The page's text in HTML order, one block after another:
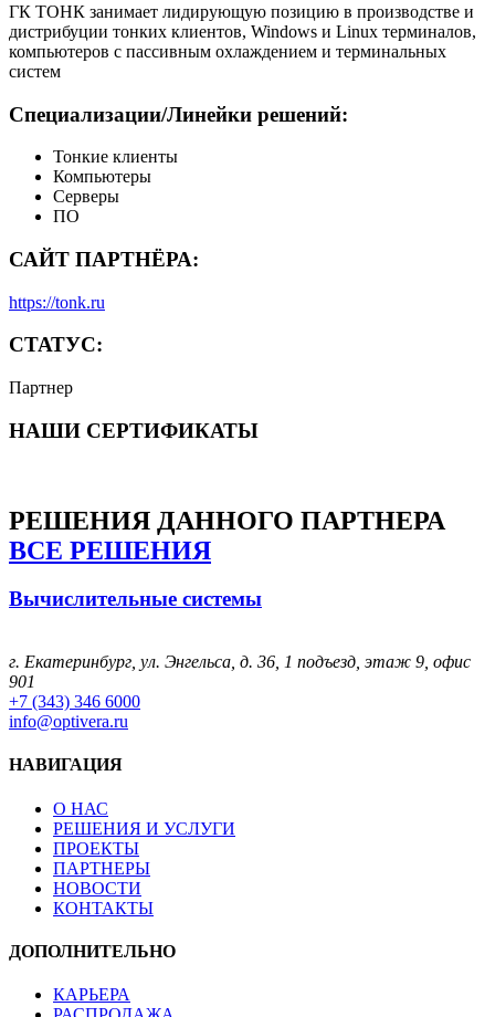
ГК ТОНК занимает лидирующую позицию в производстве и
дистрибуции тонких клиентов, Windows и Linux терминалов,
компьютеров с пассивным охлаждением и терминальных
систем
Специализации/Линейки решений:
Тонкие клиенты
Компьютеры
Серверы
ПО
САЙТ ПАРТНЁРА:
https://tonk.ru
СТАТУС:
Партнер
НАШИ СЕРТИФИКАТЫ
РЕШЕНИЯ ДАННОГО ПАРТНЕРА
ВСЕ РЕШЕНИЯ
Вычислительные системы
г. Екатеринбург, ул. Энгельса, д. 36, 1 подъезд, этаж 9, офис
901
+7 (343) 346 6000
info@optivera.ru
НАВИГАЦИЯ
О НАС
РЕШЕНИЯ И УСЛУГИ
ПРОЕКТЫ
ПАРТНЕРЫ
НОВОСТИ
КОНТАКТЫ
ДОПОЛНИТЕЛЬНО
КАРЬЕРА